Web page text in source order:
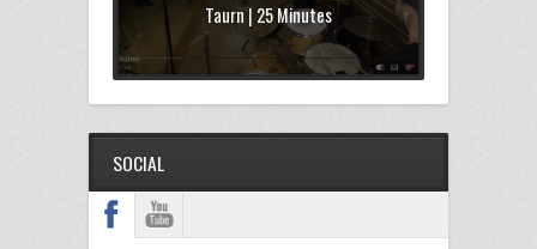
Taurn | 25 Minutes
SOCIAL